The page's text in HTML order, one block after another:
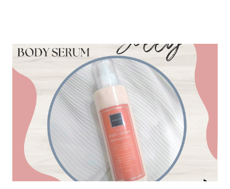
penyandang disabilitas dengan masyarakat non disabilitas untuk
mendapatkan pekerjaan. Padahal berbicara mengenai
aksesibilitas dan kesetaraan peluang bagi penyandang
disabilitas dan OYPMK untuk mendapatkan pekerjaan sudah di
atur di dalam UU No. 8 Thaun 2016 yang menyebutkan bahwa
setiap perusahaan wajib memperkerjakan paling sedikit 2%
penyandang disabilitas dari jumlah pegawai atau pekerja. Meski
s ejak lahirnya UU tersebut ada perubahan positif di bidang
ketenagakerjaan...